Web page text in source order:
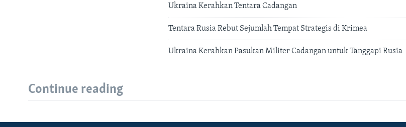
Ukraina Kerahkan Tentara Cadangan
Tentara Rusia Rebut Sejumlah Tempat Strategis di Krimea
Ukraina Kerahkan Pasukan Militer Cadangan untuk Tanggapi Rusia
Continue reading